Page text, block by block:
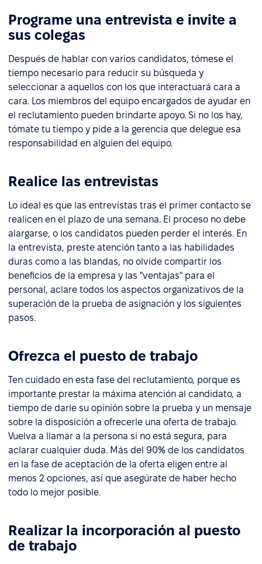
Programe una entrevista e invite a
sus colegas
Después de hablar con varios candidatos, tómese el
tiempo necesario para reducir su búsqueda y
seleccionar a aquellos con los que interactuará cara a
cara. Los miembros del equipo encargados de ayudar en
el reclutamiento pueden brindarte apoyo. Si no los hay,
tómate tu tiempo y pide a la gerencia que delegue esa
responsabilidad en alguien del equipo.
Realice las entrevistas
Lo ideal es que las entrevistas tras el primer contacto se
realicen en el plazo de una semana. El proceso no debe
alargarse, o los candidatos pueden perder el interés. En
la entrevista, preste atención tanto a las habilidades
duras como a las blandas, no olvide compartir los
beneficios de la empresa y las "ventajas" para el
personal, aclare todos los aspectos organizativos de la
superación de la prueba de asignación y los siguientes
pasos.
Ofrezca el puesto de trabajo
Ten cuidado en esta fase del reclutamiento, porque es
importante prestar la máxima atención al candidato, a
tiempo de darle su opinión sobre la prueba y un mensaje
sobre la disposición a ofrecerle una oferta de trabajo.
Vuelva a llamar a la persona si no está segura, para
aclarar cualquier duda. Más del 90% de los candidatos
en la fase de aceptación de la oferta eligen entre al
menos 2 opciones, así que asegúrate de haber hecho
todo lo mejor posible.
Realizar la incorporación al puesto
de trabajo